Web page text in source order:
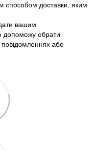
способом доставки, яким
вашим
допоможу обрати
повідомленнях або